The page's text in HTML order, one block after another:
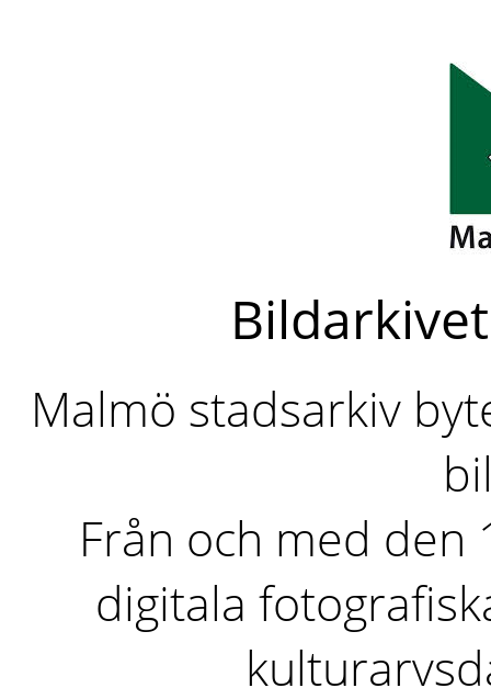
Malmö stadsarkiv
Från och med den
digitala